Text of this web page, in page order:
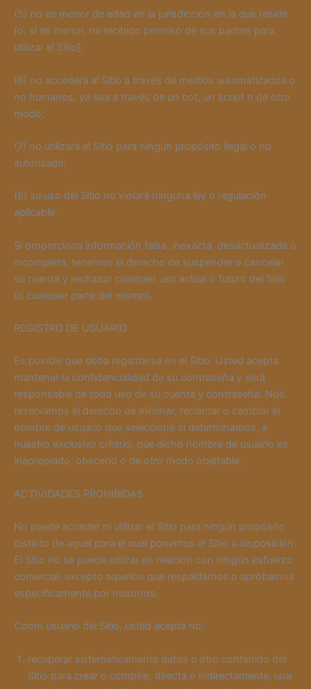
(5) no es menor de edad en la jurisdicción en la que reside
[o, si es menor, ha recibido permiso de sus padres para
utilizar el Sitio];
(6) no accederá al Sitio a través de medios automatizados o
no humanos, ya sea a través de un bot, un script o de otro
modo;
(7) no utilizará el Sitio para ningún propósito ilegal o no
autorizado;
(8) su uso del Sitio no violará ninguna ley o regulación
aplicable.
Si proporciona información falsa, inexacta, desactualizada o
incompleta, tenemos el derecho de suspender o cancelar
su cuenta y rechazar cualquier uso actual o futuro del Sitio
(o cualquier parte del mismo).
REGISTRO DE USUARIO
Es posible que deba registrarse en el Sitio. Usted acepta
mantener la confidencialidad de su contraseña y será
responsable de todo uso de su cuenta y contraseña. Nos
reservamos el derecho de eliminar, reclamar o cambiar el
nombre de usuario que seleccione si determinamos, a
nuestro exclusivo criterio, que dicho nombre de usuario es
inapropiado, obsceno o de otro modo objetable.
ACTIVIDADES PROHIBIDAS
No puede acceder ni utilizar el Sitio para ningún propósito
distinto de aquel para el cual ponemos el Sitio a disposición.
El Sitio no se puede utilizar en relación con ningún esfuerzo
comercial, excepto aquellos que respaldamos o aprobamos
específicamente por nosotros.
Como usuario del Sitio, usted acepta no:
recuperar sistemáticamente datos u otro contenido del
Sitio para crear o compilar, directa o indirectamente, una